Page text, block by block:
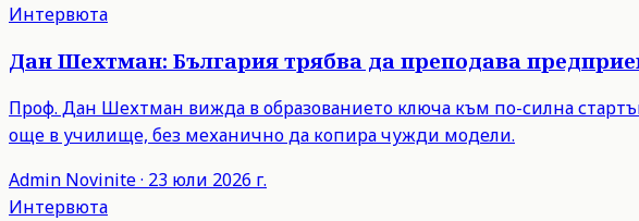
Интервюта
Дан Шехтман: България трябва да преподава
Проф. Дан Шехтман вижда в образованието ключа към по-силна
още в училище, без механично да копира чужди модели.
Admin Novinite· 23 юли 2026 г.
Интервюта